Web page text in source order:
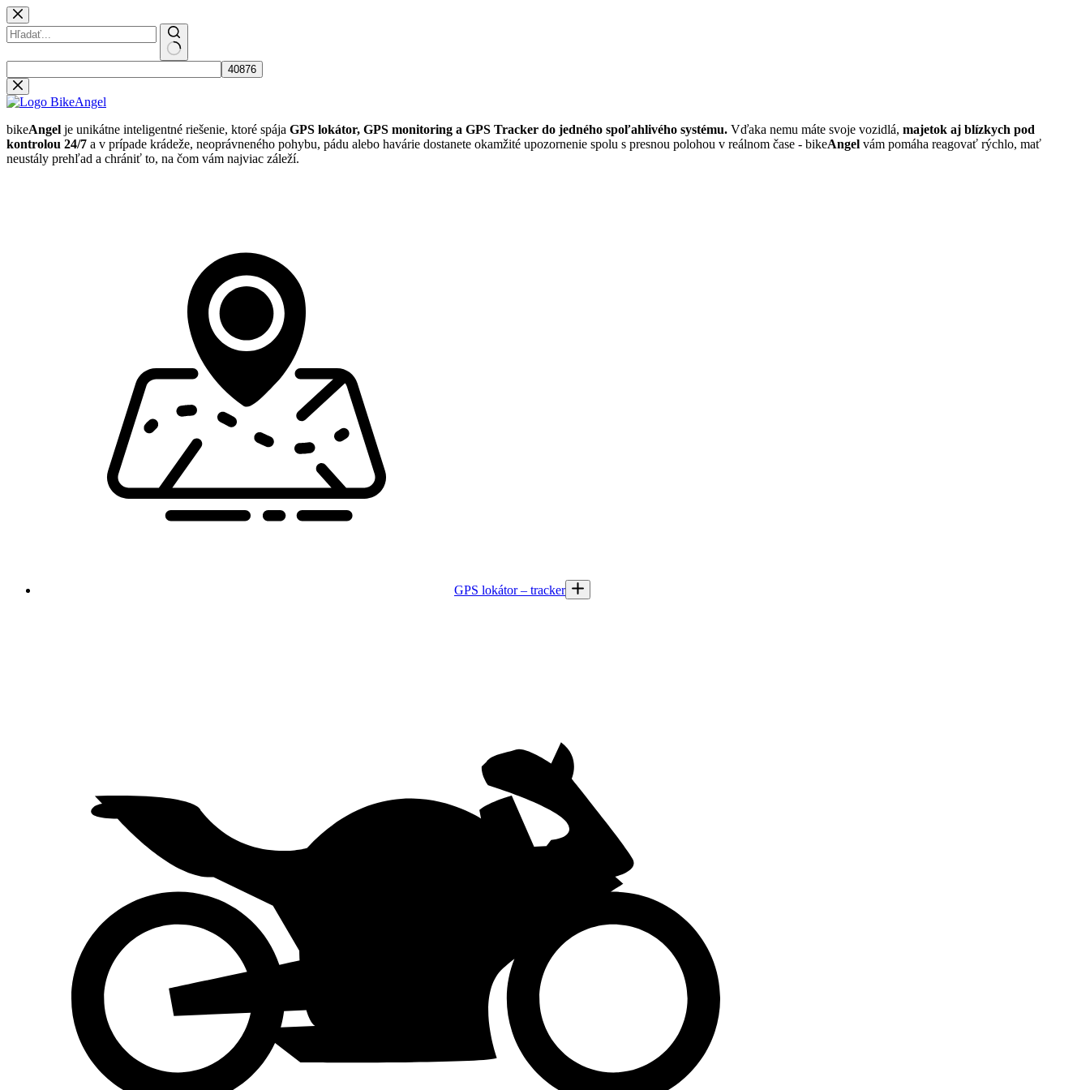
Skip
to
content
results
bikeAngel je unikátne inteligentné riešenie, ktoré spája GPS lokátor, GPS monitoring a GPS Tracker do jedného spoľahlivého systému. Vďaka nemu máte svoje vozidlá, majetok aj blízkych pod
kontrolou 24/7 a v prípade krádeže, neoprávneného pohybu, pádu alebo havárie dostanete okamžité upozornenie spolu s presnou polohou v reálnom čase - bikeAngel vám pomáha reagovať rýchlo, mať
neustály prehľad a chrániť to, na čom vám najviac záleží.
GPS lokátor – tracker